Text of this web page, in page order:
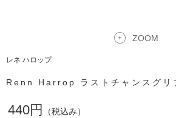
ZOOM
レネ ハロップ
Renn Harrop ラストチャンスグ
440円
（税込み）